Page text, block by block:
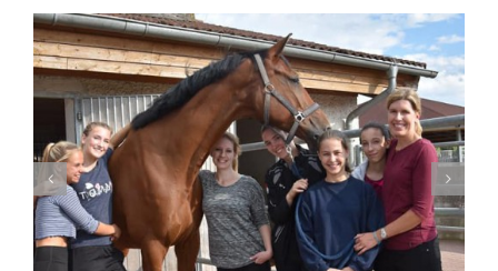
Voltigierturnier und Voltigiertag in Gut Eggenhof am
1./2.6.2019